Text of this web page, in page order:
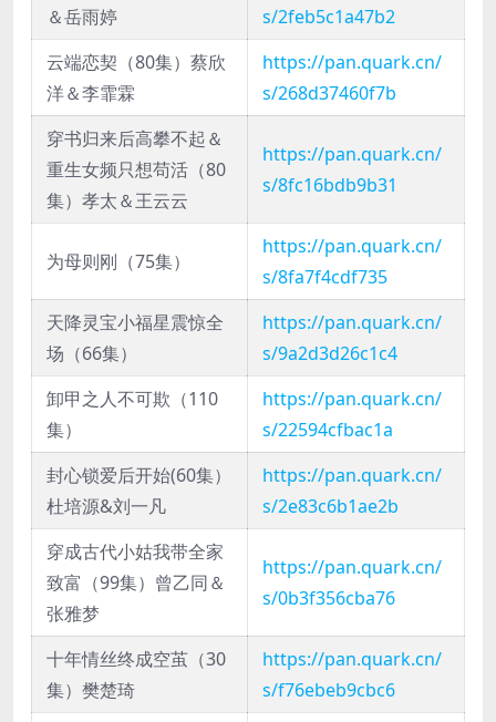
＆岳雨婷
s/2feb5c1a47b2
云端恋契（80集）蔡欣
洋＆李霏霖
https://pan.quark.cn/
s/268d37460f7b
穿书归来后高攀不起＆
重生女频只想苟活（80
集）孝太＆王云云
https://pan.quark.cn/
s/8fc16bdb9b31
为母则刚（75集）
https://pan.quark.cn/
s/8fa7f4cdf735
天降灵宝小福星震惊全
场（66集）
https://pan.quark.cn/
s/9a2d3d26c1c4
卸甲之人不可欺（110
集）
https://pan.quark.cn/
s/22594cfbac1a
封心锁爱后开始(60集）
杜培源&刘一凡
https://pan.quark.cn/
s/2e83c6b1ae2b
穿成古代小姑我带全家
致富（99集）曾乙同＆
张雅梦
https://pan.quark.cn/
s/0b3f356cba76
十年情丝终成空茧（30
集）樊楚琦
https://pan.quark.cn/
s/f76ebeb9cbc6